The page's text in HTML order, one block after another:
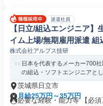
派遣社員
【日立/組込エンジニア】
イム上場/無期雇用派遣
ョン)
株式会社アルプス技研
日本を代表するメーカー700
の組込・ソフトエンジニアと
茨城県日立市
月給25万円～35万円
必要な経験・能力等 【必